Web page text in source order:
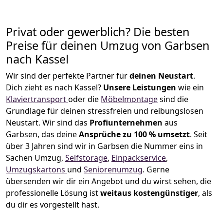
Privat oder gewerblich? Die besten
Preise für deinen Umzug von Garbsen
nach Kassel
Wir sind der perfekte Partner fürdeinen Neustart.
Dich zieht es nach Kassel? Unsere Leistungen wie ein
Klaviertransportoder die Möbelmontagesind die
Grundlage für deinen stressfreien und reibungslosen
Neustart. Wir sind das Profiunternehmen aus
Garbsen, das deineAnsprüche zu 100 % umsetzt. Seit
über 3 Jahren sind wir in Garbsen die Nummer eins in
Sachen Umzug, Selfstorage, Einpackservice,
Umzugskartons und Seniorenumzug. Gerne
übersenden wir dir ein Angebot und du wirst sehen, die
professionelle Lösung istweitaus kostengünstiger, als
du dir es vorgestellt hast.